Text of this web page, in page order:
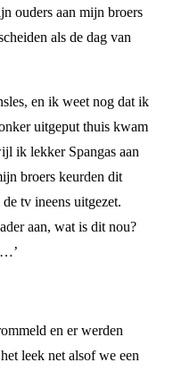
ouders aan mijn broers
als de dag van
en ik weet nog dat ik
uitgeput thuis kwam
ik lekker Spangas aan
broers keurden dit
tv ineens uitgezet.
aan, wat is dit nou?
en er werden
leek net alsof we een